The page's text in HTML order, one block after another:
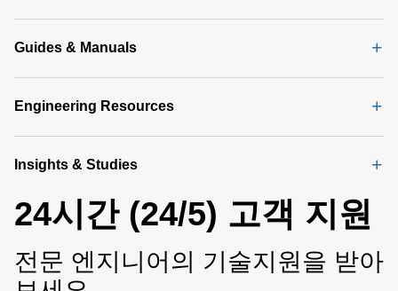
Guides & Manuals
Engineering Resources
Insights & Studies
24시간 (24/5) 고객 지원
전문 엔지니어의 기술지원을 받아